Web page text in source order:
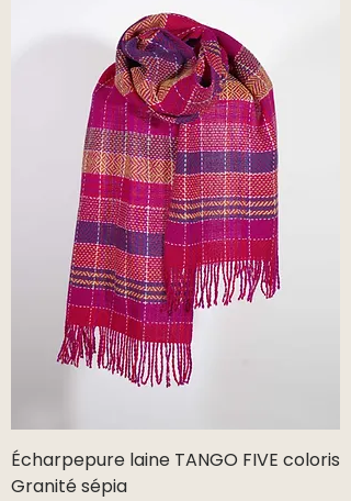
Écharpepure laine TANGO FIVE coloris
Granité sépia